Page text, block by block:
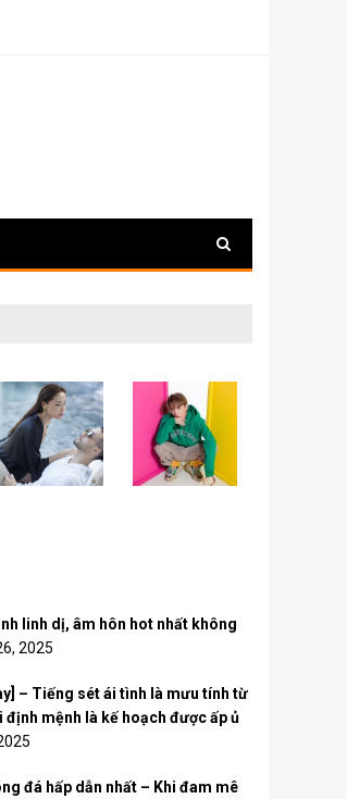
linh dị, âm hôn hot nhất không
2025
– Tiếng sét ái tình là mưu tính từ
định mệnh là kế hoạch được ấp ủ
đá hấp dẫn nhất – Khi đam mê